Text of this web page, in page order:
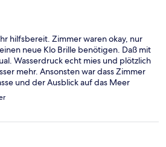
hilfsbereit. Zimmer waren okay, nur
neue Klo Brille benötigen. Daß mit
Wasserdruck echt mies und plötzlich
mehr. Ansonsten war dass Zimmer
und der Ausblick auf das Meer
pro Nacht extra für daß Zimmer finde
war gut, alles da was man für
lecker war und preislich absolut okay.
durch die Bäume war ziemlich viel